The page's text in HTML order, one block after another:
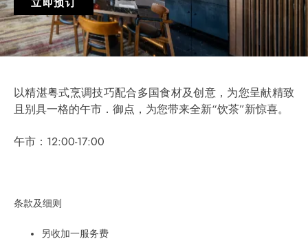
立即预订
以精湛粤式烹调技巧配合多国食材及创意，为您呈献精致
且别具一格的午市．御点，为您带来全新“饮茶”新惊喜。
午市：12:00-17:00
条款及细则
另收加一服务费